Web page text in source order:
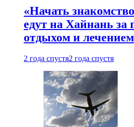
«Начать
едут на Хайнань
отдыхом и лечением
2 года спустя2 года спустя